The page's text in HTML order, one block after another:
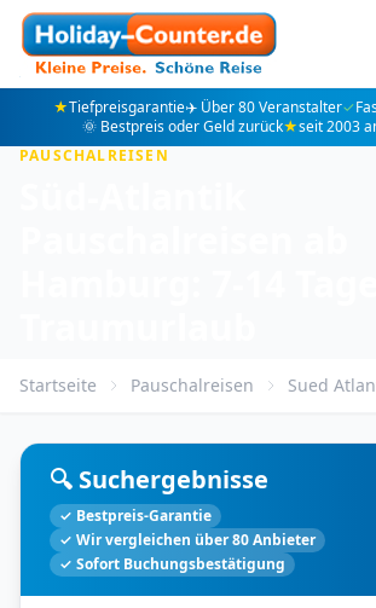
★Tiefpreisgarantie✈️ Über 80 Veranstalter✓
🌞 Bestpreis oder Geld zurück★seit 2003
PAUSCHALREISEN
Startseite Pauschalreisen Sued
🔍 Suchergebnisse
✓ Bestpreis-Garantie
✓ Wir vergleichen über 80 Anbieter
✓ Sofort Buchungsbestätigung